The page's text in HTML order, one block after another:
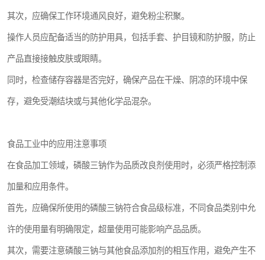
其次，应确保工作环境通风良好，避免粉尘积聚。
操作人员应配备适当的防护用具，包括手套、护目镜和防护服，防止
产品直接接触皮肤或眼睛。
同时，检查储存容器是否完好，确保产品在干燥、阴凉的环境中保
存，避免受潮结块或与其他化学品混杂。
食品工业中的应用注意事项
在食品加工领域，磷酸三钠作为品质改良剂使用时，必须严格控制添
加量和应用条件。
首先，应确保所使用的磷酸三钠符合食品级标准，不同食品类别中允
许的使用量有明确限定，超量使用可能影响产品品质。
其次，需要注意磷酸三钠与其他食品添加剂的相互作用，避免产生不